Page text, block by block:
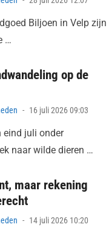
Biljoen in Velp zijn
…
op de
Posted
16 juli 2026 09:03
eind juli onder
naar wilde dieren …
maar rekening
Posted
14 juli 2026 10:20